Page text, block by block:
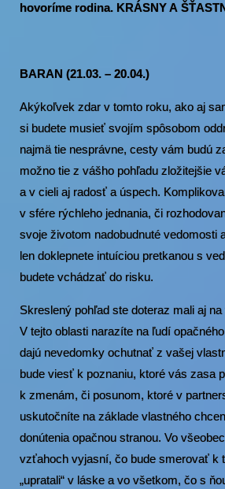
hovoríme rodina. KRÁSNY A
BARAN (21.03. – 20.04.)
Akýkoľvek zdar v tomto roku, ako aj
si budete musieť svojím spôsobom
najmä tie nesprávne, cesty vám budú
možno tie z vášho pohľadu zložitejšie
a v cieli aj radosť a úspech.
v sfére rýchleho jednania, či
svoje životom nadobudnuté vedomosti
len doklepnete intuíciou pretkanou s
budete vchádzať do risku.
Skreslený pohľad ste doteraz mali aj
V tejto oblasti narazíte na ľudí
dajú nevedomky ochutnať z vašej
bude viesť k poznaniu, ktoré vás zasa
k zmenám, či posunom, ktoré v
uskutočníte na základe vlastného
donútenia opačnou stranou. Vo
vzťahoch vyjasní, čo bude smerovať k
„upratali“ v láske a vo všetkom, čo s